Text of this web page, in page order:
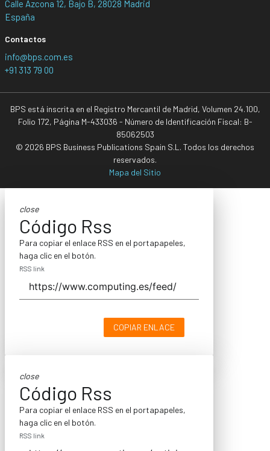
Calle Azcona 12, Bajo B, 28028 Madrid
España
Contactos
info@bps.com.es
+91 313 79 00
BPS está inscrita en el Registro Mercantil de Madrid, Volumen 24.100,
Folio 172, Página M-433036 - Número de Identificación Fiscal: B-
85062503
© 2026 BPS Business Publications Spain S.L. Todos los derechos
reservados.
Mapa del Sitio
close
Código Rss
Para copiar el enlace RSS en el portapapeles,
haga clic en el botón.
RSS link
COPIAR ENLACE
close
Código Rss
Para copiar el enlace RSS en el portapapeles,
haga clic en el botón.
RSS link